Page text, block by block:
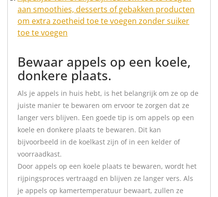
aan smoothies, desserts of gebakken producten
om extra zoetheid toe te voegen zonder suiker
toe te voegen
Bewaar appels op een koele,
donkere plaats.
Als je appels in huis hebt, is het belangrijk om ze op de
juiste manier te bewaren om ervoor te zorgen dat ze
langer vers blijven. Een goede tip is om appels op een
koele en donkere plaats te bewaren. Dit kan
bijvoorbeeld in de koelkast zijn of in een kelder of
voorraadkast.
Door appels op een koele plaats te bewaren, wordt het
rijpingsproces vertraagd en blijven ze langer vers. Als
je appels op kamertemperatuur bewaart, zullen ze